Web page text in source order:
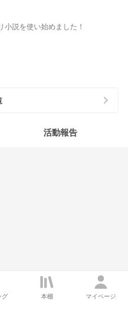
グ 本棚 マイページ
説を使い始めました！
chevron_right
活動報告